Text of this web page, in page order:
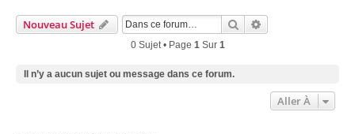
Nouveau Sujet Rechercher
0 Sujet • Page 1Sur 1
Il n’y a aucun sujet ou message dans ce forum.
Aller À